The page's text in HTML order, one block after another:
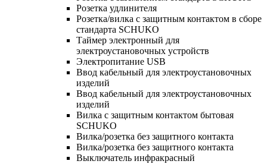
Розетка удлинителя
Розетка/вилка с защитным контактом в сборе
стандарта SCHUKO
Таймер электронный для
электроустановочных устройств
Электропитание USB
Ввод кабельный для электроустановочных
изделий
Ввод кабельный для электроустановочных
изделий
Вилка с защитным контактом бытовая
SCHUKO
Вилка/розетка без защитного контакта
Вилка/розетка без защитного контакта
Выключатель инфракрасный